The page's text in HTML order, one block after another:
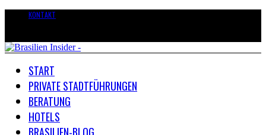
KONTAKT
START
PRIVATE STADTFÜHRUNGEN
BERATUNG
HOTELS